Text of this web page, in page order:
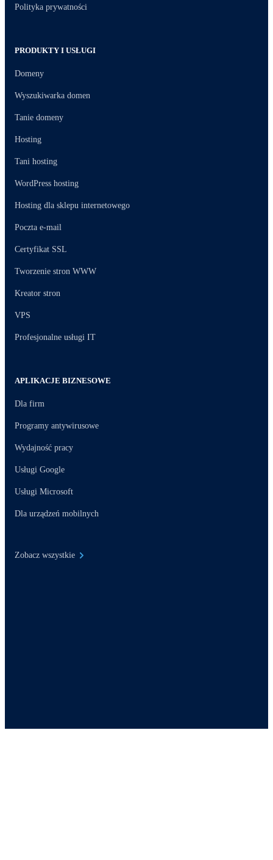
Polityka prywatności
PRODUKTY I USŁUGI
Domeny
Wyszukiwarka domen
Tanie domeny
Hosting
Tani hosting
WordPress hosting
Hosting dla sklepu internetowego
Poczta e-mail
Certyfikat SSL
Tworzenie stron WWW
Kreator stron
VPS
Profesjonalne usługi IT
APLIKACJE BIZNESOWE
Dla firm
Programy antywirusowe
Wydajność pracy
Usługi Google
Usługi Microsoft
Dla urządzeń mobilnych
Zobacz wszystkie